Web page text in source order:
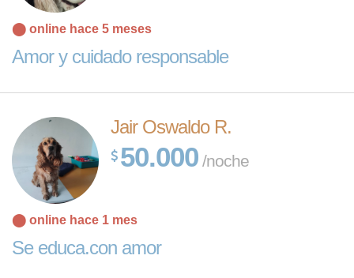
⬤ online hace 5 meses
Amor y cuidado responsable
Jair Oswaldo R.
50.000 /noche
⬤ online hace 1 mes
Se educa.con amor